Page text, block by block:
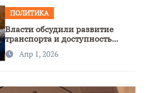
ПОЛИТИКА
Власти обсудили развитие
транспорта и доступность
региона
Апр 1, 2026